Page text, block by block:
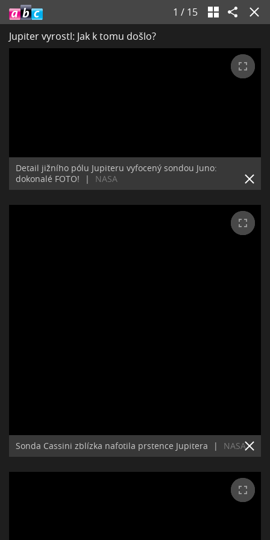
1 / 15
Jupiter vyrostl: Jak k tomu došlo?
Detail jižního pólu Jupiteru vyfocený sondou Juno:
dokonalé FOTO!
| NASA
Sonda Cassini zblízka nafotila prstence Jupitera | NASA